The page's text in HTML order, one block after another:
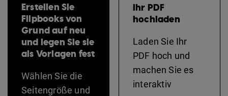
Erstellen Sie
Flipbooks von
Grund auf neu
und legen Sie sie
als Vorlagen fest
Wählen Sie die
Seitengröße und
Ihr PDF
hochladen
Laden Sie Ihr
PDF hoch und
machen Sie es
interaktiv